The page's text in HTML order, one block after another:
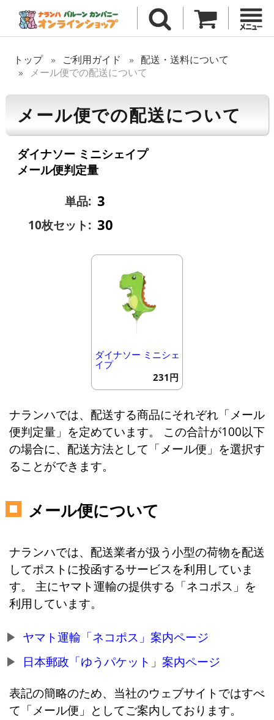
トップ ご利用ガイド
配送・送料について
メール便での配送について
メール便での配送について
ダイナソー ミニシェイプ
メール便判定量
単品: 3
10枚セット: 30
ダイナソー ミニシェ
イプ
231円
ナランハでは、配送する商品にそれぞれ「メール
便判定量」を定めています。 この合計が100以下
の場合に、配送方法として「メール便」を選択す
ることができます。
メール便について
ナランハでは、配送業者が扱う小型の荷物を配送
してポストに投函するサービスを利用していま
す。 主にヤマト運輸の提供する「ネコポス」を
利用しています。
ヤマト運輸「ネコポス」案内ページ
日本郵政「ゆうパケット」案内ページ
表記の簡略のため、当社のウェブサイトではすべ
て「メール便」としてご案内しております。